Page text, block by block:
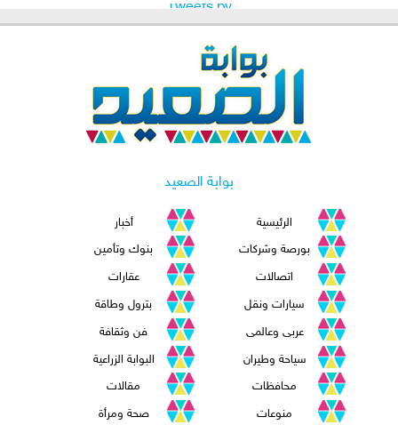
بوابة الصعيد
الرئيسية
أخبار
بورصة وشركات
بنوك وتأمين
اتصالات
عقارات
سيارات ونقل
بترول وطاقة
عربى وعالمى
فن وثقافة
سياحة وطيران
البوابة الزراعية
محافظات
مقالات
منوعات
صحة ومرأة